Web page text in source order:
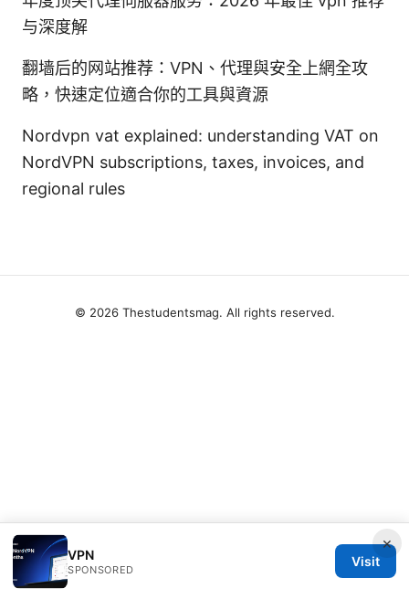
与深度解
翻墙后的网站推荐：VPN、代理與安全上網全攻
略，快速定位適合你的工具與資源
Nordvpn vat explained: understanding VAT on
NordVPN subscriptions, taxes, invoices, and
regional rules
×
VPN
SPONSORED
Visit
© 2026 Thestudentsmag. All rights reserved.